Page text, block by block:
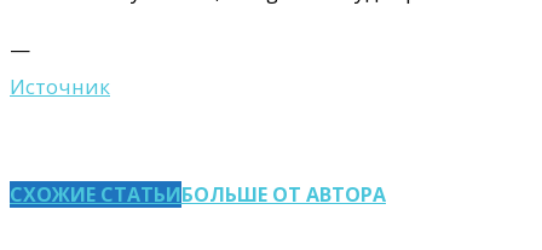
—
Источник
СХОЖИЕ СТАТЬИБОЛЬШЕ ОТ АВТОРА